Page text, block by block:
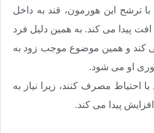
ترشح این هورمون، قند به داخل
پیدا می کند. به همین دلیل فرد
کند و همین موضوع موجب زود به
او می شود.
با احتیاط مصرف کنند، زیرا نیاز به
پیدا می کند.